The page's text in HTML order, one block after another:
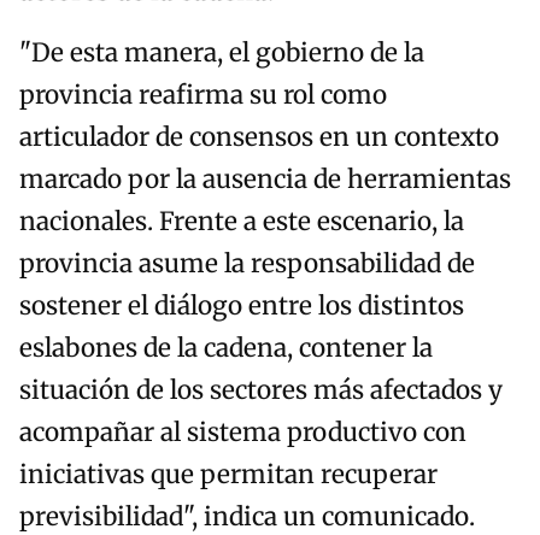
"De esta manera, el gobierno de la
provincia reafirma su rol como
articulador de consensos en un contexto
marcado por la ausencia de herramientas
nacionales. Frente a este escenario, la
provincia asume la responsabilidad de
sostener el diálogo entre los distintos
eslabones de la cadena, contener la
situación de los sectores más afectados y
acompañar al sistema productivo con
iniciativas que permitan recuperar
previsibilidad", indica un comunicado.